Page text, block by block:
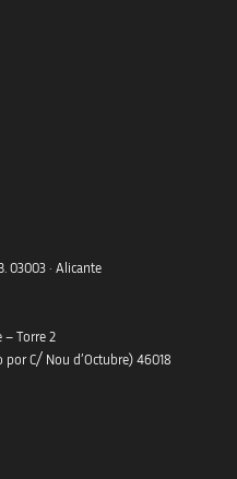
03003 · Alicante
– Torre 2
por C/ Nou d’Octubre) 46018